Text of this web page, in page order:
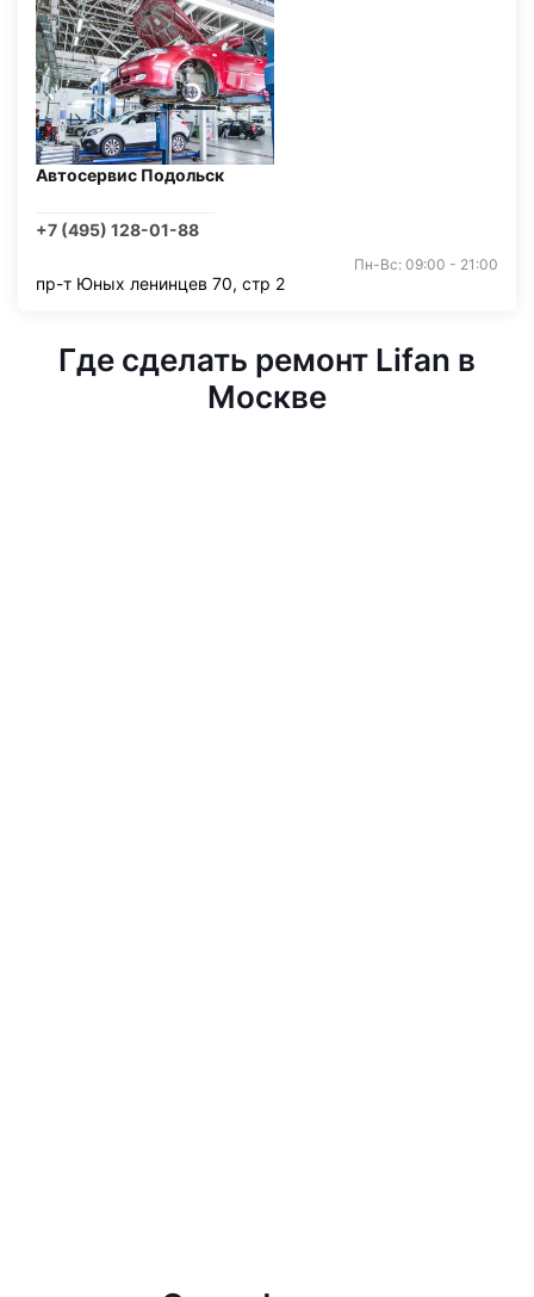
Автосервис Подольск
+7 (495) 128-01-88
Пн-Вс: 09:00 - 21:00
пр-т Юных ленинцев 70, стр 2
Где сделать ремонт Lifan в
Москве